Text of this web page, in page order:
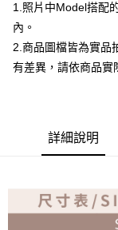
全家取貨付款
付款後全家取貨
免運費
1.照片中Model搭配
內。
2.商品圖檔皆為實品
有差異，請依商品實
詳細說明